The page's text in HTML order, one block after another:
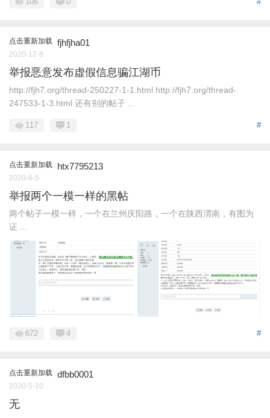
点击重新加载 fjhfjha01
2020-12-8
举报恶意发布虚假信息骗江湖币
http://fjh7.org/thread-250227-1-1.html http://fjh7.org/thread-
247533-1-3.html 还有别的帖子 ...
#
117 1
点击重新加载 htx7795213
2020-6-5
举报两个一模一样的黑帖
两个帖子一模一样，一个在兰州庆阳路，一个在陕西渭南，有图为
证 ...
#
672 4
点击重新加载 dfbb0001
2020-5-10
无